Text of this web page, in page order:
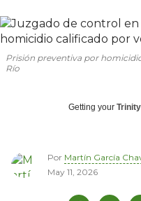
Prisión preventiva por
Río
Getting your
Por Martín García
May 11, 2026